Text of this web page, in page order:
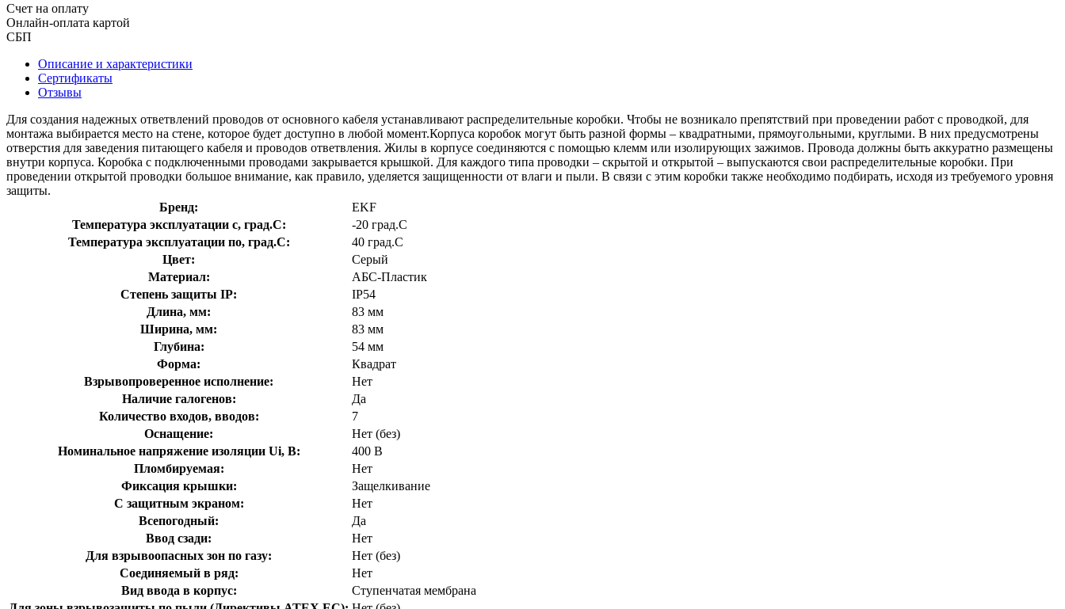
Счет на оплату
Онлайн-оплата картой
СБП
Описание и характеристики
Сертификаты
Отзывы
Для создания надежных ответвлений проводов от основного кабеля устанавливают распределительные коробки. Чтобы не возникало препятствий при проведении работ с проводкой, для
монтажа выбирается место на стене, которое будет доступно в любой момент.Корпуса коробок могут быть разной формы – квадратными, прямоугольными, круглыми. В них предусмотрены
отверстия для заведения питающего кабеля и проводов ответвления. Жилы в корпусе соединяются с помощью клемм или изолирующих зажимов. Провода должны быть аккуратно размещены
внутри корпуса. Коробка с подключенными проводами закрывается крышкой. Для каждого типа проводки – скрытой и открытой – выпускаются свои распределительные коробки. При
проведении открытой проводки большое внимание, как правило, уделяется защищенности от влаги и пыли. В связи с этим коробки также необходимо подбирать, исходя из требуемого уровня
защиты.
Бренд:
EKF
Температура эксплуатации с, град.C:
-20 град.C
Температура эксплуатации по, град.C:
40 град.C
Цвет:
Серый
Материал:
АБС-Пластик
Степень защиты IP:
IP54
Длина, мм:
83 мм
Ширина, мм:
83 мм
Глубина:
54 мм
Форма:
Квадрат
Взрывопроверенное исполнение:
Нет
Наличие галогенов:
Да
Количество входов, вводов:
7
Оснащение:
Нет (без)
Номинальное напряжение изоляции Ui, В:
400 В
Пломбируемая:
Нет
Фиксация крышки:
Защелкивание
С защитным экраном:
Нет
Всепогодный:
Да
Ввод сзади:
Нет
Для взрывоопасных зон по газу:
Нет (без)
Соединяемый в ряд:
Нет
Вид ввода в корпус:
Ступенчатая мембрана